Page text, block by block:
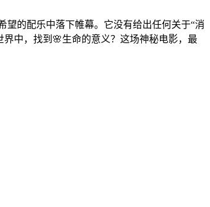
的配乐中落下帷幕。它没有给出任何关于“消
中，找到🌸生命的意义？这场神秘电影，最